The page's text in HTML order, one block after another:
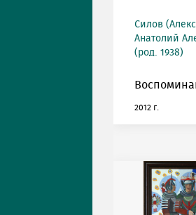
Силов
Анатолий
(род. 1938)
2012 г.